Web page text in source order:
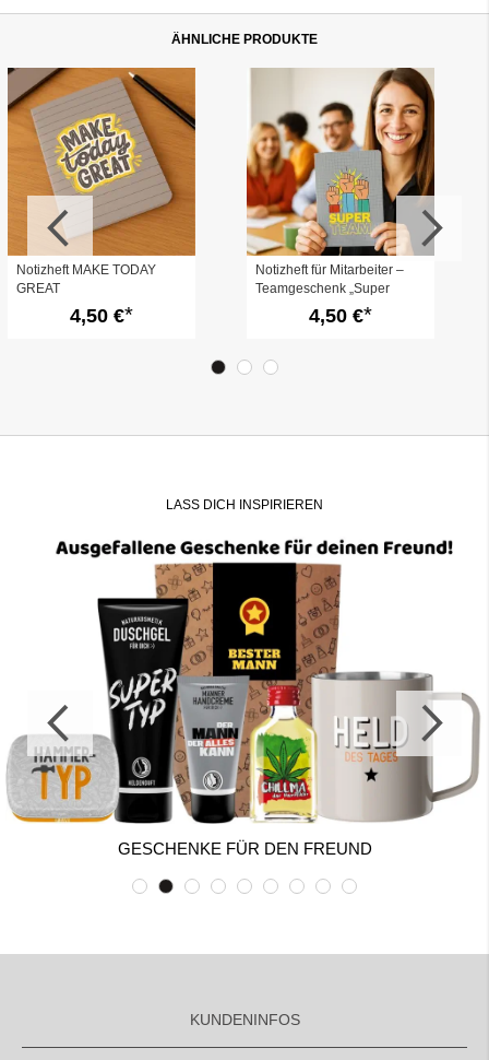
ÄHNLICHE PRODUKTE
Notizheft MAKE TODAY
GREAT
4,50 €
Notizheft für Mitarbeiter –
Teamgeschenk „Super
4,50 €
LASS DICH INSPIRIEREN
GESCHENKE FÜR DEN FREUND
KUNDENINFOS